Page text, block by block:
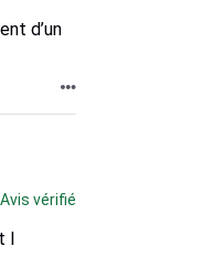
d’un
Avis vérifié
l